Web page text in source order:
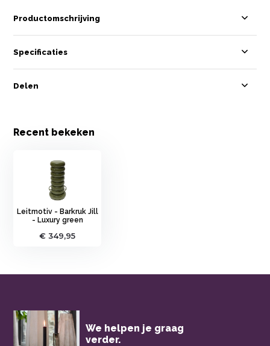
Productomschrijving
Specificaties
Delen
Recent bekeken
Leitmotiv - Barkruk Jill
- Luxury green
€ 349,95
We helpen je graag
verder.